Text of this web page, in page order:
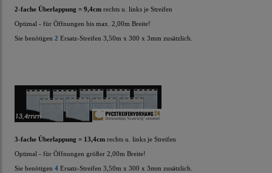
2-fache Überlappung = 9,4cm rechts u. links je Streifen
Optimal - für Öffnungen bis max. 2,00m Breite!
Sie benötigen 2 Ersatz-Streifen 3,50m x 300 x 3mm zusätzlich.
3-fache Überlappung = 13,4cm rechts u. links je Streifen
Optimal - für Öffnungen größer 2,00m Breite!
Sie benötigen 4 Ersatz-Streifen 3,50m x 300 x 3mm zusätzlich.